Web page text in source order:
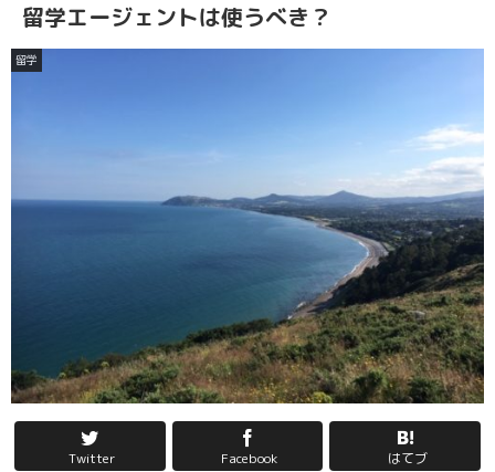
留学エージェントは使うべき？
留学
Twitter Facebook はてブ